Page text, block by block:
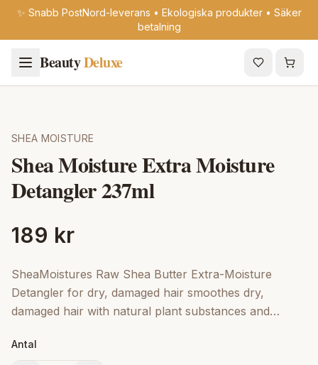
✨ Snabb PostNord-leverans • Ekologiska produkter • Säker
betalning
BeautyDeluxe
SHEA MOISTURE
Shea Moisture Extra Moisture
Detangler 237ml
189 kr
SheaMoistures Raw Shea Butter Extra-Moisture
Detangler for dry, damaged hair smoothes dry,
damaged hair with natural plant substances and
and manageability.
Antal